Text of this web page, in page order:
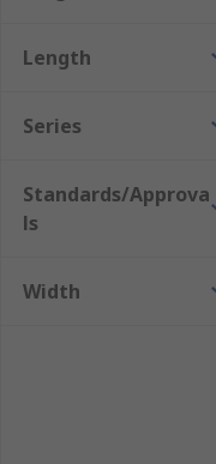
Length
Series
Standards/Approva
ls
Width